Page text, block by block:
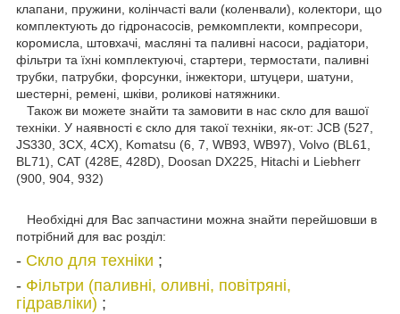
клапани, пружини, колінчасті вали (коленвали), колектори, що
комплектують до гідронасосів, ремкомплекти, компресори,
коромисла, штовхачі, масляні та паливні насоси, радіатори,
фільтри та їхні комплектуючі, стартери, термостати, паливні
трубки, патрубки, форсунки, інжектори, штуцери, шатуни,
шестерні, ремені, шківи, роликові натяжники.
Також ви можете знайти та замовити в нас скло для вашої
техніки. У наявності є скло для такої техніки, як-от: JCB (527,
JS330, 3CX, 4CX), Komatsu (6, 7, WB93, WB97), Volvo (BL61,
BL71), CAT (428E, 428D), Doosan DX225, Hitachi и Liebherr
(900, 904, 932)
Необхідні для Вас запчастини можна знайти перейшовши в
потрібний для вас розділ:
- Скло для техніки ;
- Фільтри (паливні, оливні, повітряні,
гідравліки) ;